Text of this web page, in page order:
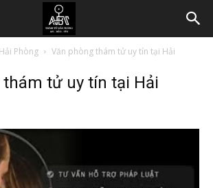
Phòng
Văn phòng thám tử uy tín tại Hải
tử uy tín tại Hải